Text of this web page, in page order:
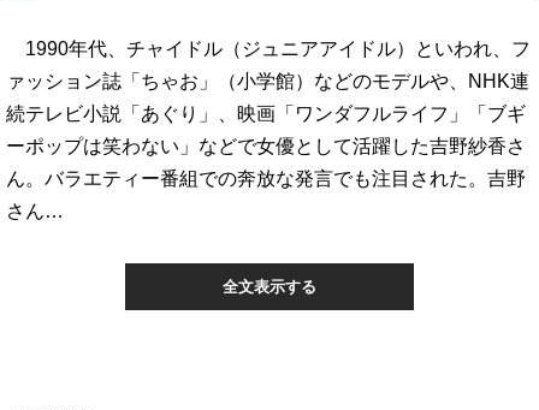
1990年代、チャイドル（ジュニアアイドル）といわれ、フ
ァッション誌「ちゃお」（小学館）などのモデルや、NHK連
続テレビ小説「あぐり」、映画「ワンダフルライフ」「ブギ
ーポップは笑わない」などで女優として活躍した吉野紗香さ
ん。バラエティー番組での奔放な発言でも注目された。吉野
さん…
全文表示する